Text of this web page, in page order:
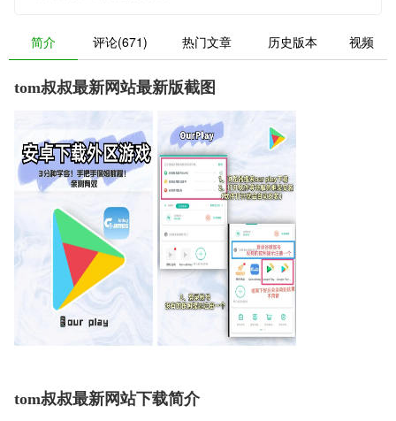
简介 评论(671) 热门文章 历史版本 视频
tom叔叔最新网站最新版截图
tom叔叔最新网站下载简介